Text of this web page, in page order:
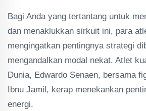
Bagi Anda yang tertantang untuk
dan menaklukkan sirkuit ini, para
mengingatkan pentingnya strategi
mengandalkan modal nekat. Atlet
Dunia, Edwardo Senaen, bersama
Ibnu Jamil, kerap menekankan
energi.